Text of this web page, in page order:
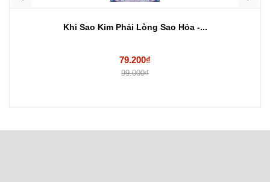
Khi Sao Kim Phải Lòng Sao Hỏa -...
79.200₫
99.000₫